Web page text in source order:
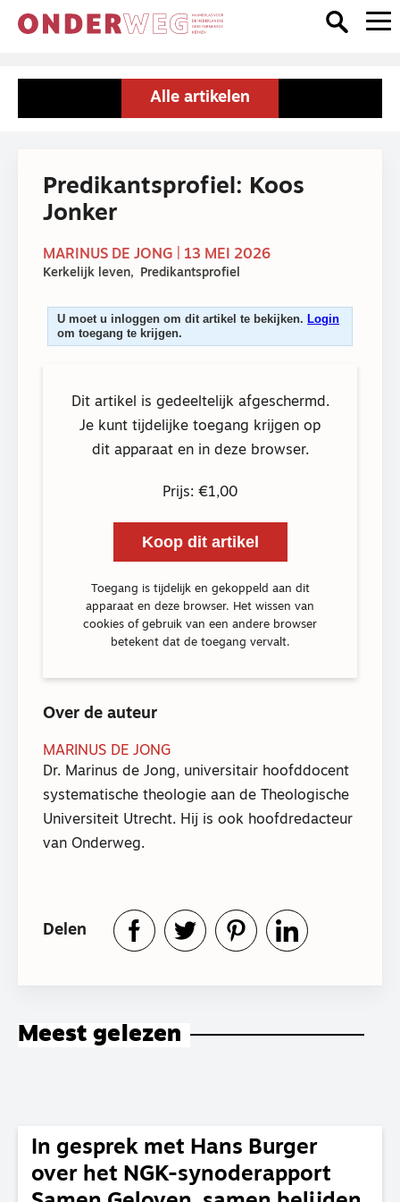
Alle artikelen
Predikantsprofiel: Koos
Jonker
MARINUS DE JONG | 13 MEI 2026
Kerkelijk leven Predikantsprofiel
U moet u inloggen om dit artikel te bekijken. Login
om toegang te krijgen.
Dit artikel is gedeeltelijk afgeschermd.
Je kunt tijdelijke toegang krijgen op
dit apparaat en in deze browser.
Prijs: €1,00
Koop dit artikel
Toegang is tijdelijk en gekoppeld aan dit
apparaat en deze browser. Het wissen van
cookies of gebruik van een andere browser
betekent dat de toegang vervalt.
Over de auteur
MARINUS DE JONG
Dr. Marinus de Jong, universitair hoofddocent
systematische theologie aan de Theologische
Universiteit Utrecht. Hij is ook hoofdredacteur
van Onderweg.
Delen
Meest gelezen
In gesprek met Hans Burger
over het NGK-synoderapport